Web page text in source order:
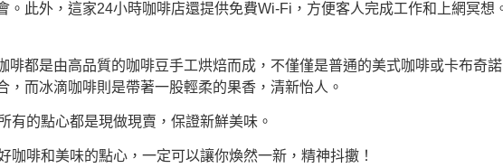
此外，這家24小時咖啡店還提供免費Wi-Fi，方便客人完成工作和上網冥想
都是由高品質的咖啡豆手工烘焙而成，不僅僅是普通的美式咖啡或卡布奇
而冰滴咖啡則是帶著一股輕柔的果香，清新怡人。
有的點心都是現做現賣，保證新鮮美味。
啡和美味的點心，一定可以讓你煥然一新，精神抖擻！